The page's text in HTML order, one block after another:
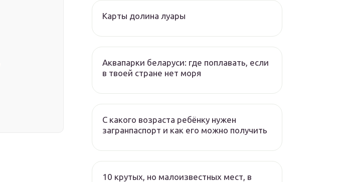
Карты долина луары
Аквапарки беларуси: где поплавать, если
в твоей стране нет моря
С какого возраста ребёнку нужен
загранпаспорт и как его можно получить
10 крутых, но малоизвестных мест, в